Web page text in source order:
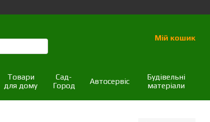
Мій кошик
Товари
для дому
Сад-
Город
Автосервіс
Будівельні
матеріали